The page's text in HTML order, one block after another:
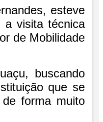
esteve
a visita técnica
de Mobilidade
buscando
que se
forma muito